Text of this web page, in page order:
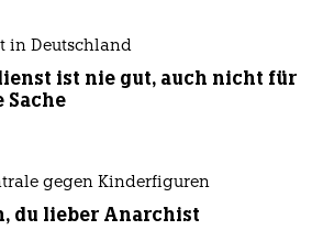
in Deutschland
ist nie gut, auch nicht für
Sache
gegen Kinderfiguren
du lieber Anarchist